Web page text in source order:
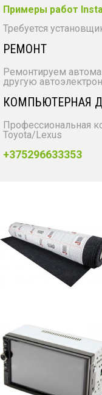
Примеры работ
Требуется
РЕМОНТ
Ремонтируем
другую
КОМПЬЮТЕРНАЯ
Профессиональная
Toyota/Lexus
+375296633353